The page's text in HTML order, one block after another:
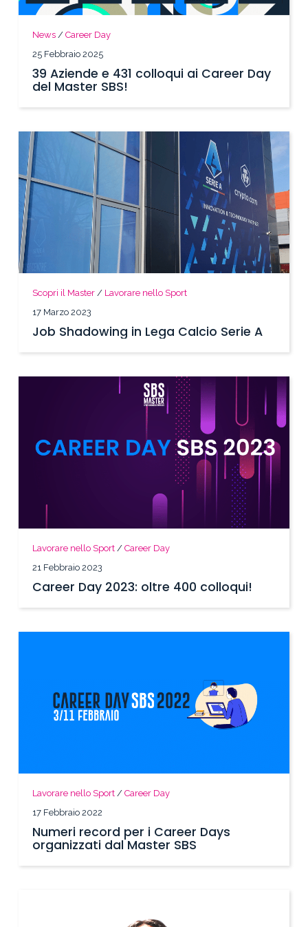
News /Career Day
25 Febbraio 2025
39 Aziende e 431 colloqui ai Career Day
del Master SBS!
Scopri il Master / Lavorare nello Sport
17 Marzo 2023
Job Shadowing in Lega Calcio Serie A
Lavorare nello Sport /Career Day
21 Febbraio 2023
Career Day 2023: oltre 400 colloqui!
Lavorare nello Sport /Career Day
17 Febbraio 2022
Numeri record per i Career Days
organizzati dal Master SBS